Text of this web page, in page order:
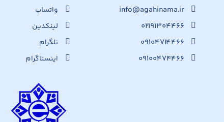
واتساپ
لینکدین
تلگرام
اینستاگرام
info@agahinama.ir
۰۲۱۹۱۳۰۴۴۶۶
۰۹۱۰۴۷۱۴۴۶۶
۰۹۱۰۰۴۷۴۴۶۶